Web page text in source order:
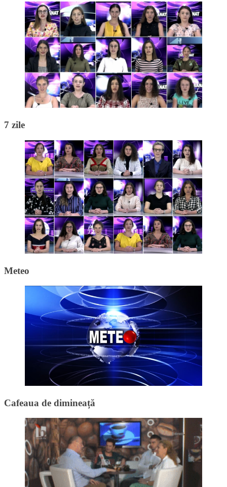
7 zile
Meteo
Cafeaua de dimineață